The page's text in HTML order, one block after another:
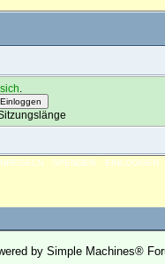
SPENDEN EINLOGGEN
by Simple Machines®